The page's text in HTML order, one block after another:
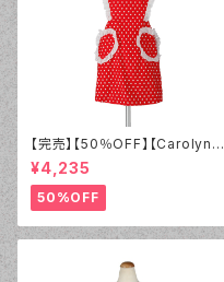
【完売】【50％OFF】【Carolyn's
Kitchen】スィートハートレッド
エプロン【サンプル品】
¥4,235
50%OFF